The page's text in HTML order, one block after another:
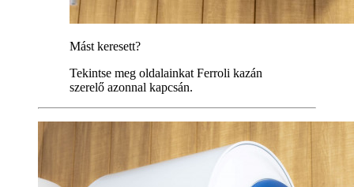
Mást keresett?
Tekintse meg oldalainkat Ferroli kazán
szerelő azonnal kapcsán.